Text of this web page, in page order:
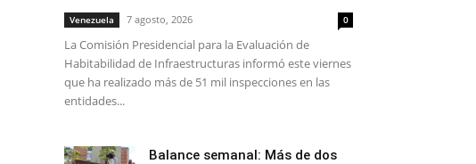
Venezuela 7 agosto, 2026 0
La Comisión Presidencial para la Evaluación de
Habitabilidad de Infraestructuras informó este viernes
que ha realizado más de 51 mil inspecciones en las
entidades...
Balance semanal: Más de dos